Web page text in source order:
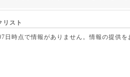
リスト
日時点で情報がありません。情報の提供